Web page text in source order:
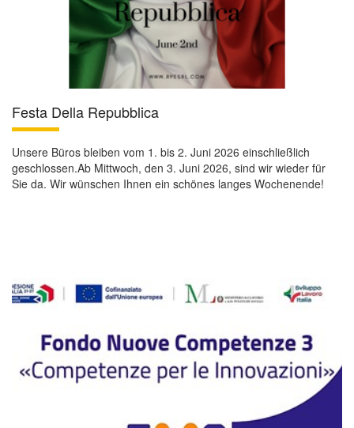
Festa Della Repubblica
Unsere Büros bleiben vom 1. bis 2. Juni 2026 einschließlich
geschlossen.Ab Mittwoch, den 3. Juni 2026, sind wir wieder für
Sie da. Wir wünschen Ihnen ein schönes langes Wochenende!